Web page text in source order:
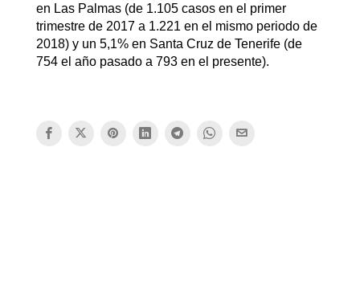
en Las Palmas (de 1.105 casos en el primer
trimestre de 2017 a 1.221 en el mismo periodo de
2018) y un 5,1% en Santa Cruz de Tenerife (de
754 el año pasado a 793 en el presente).